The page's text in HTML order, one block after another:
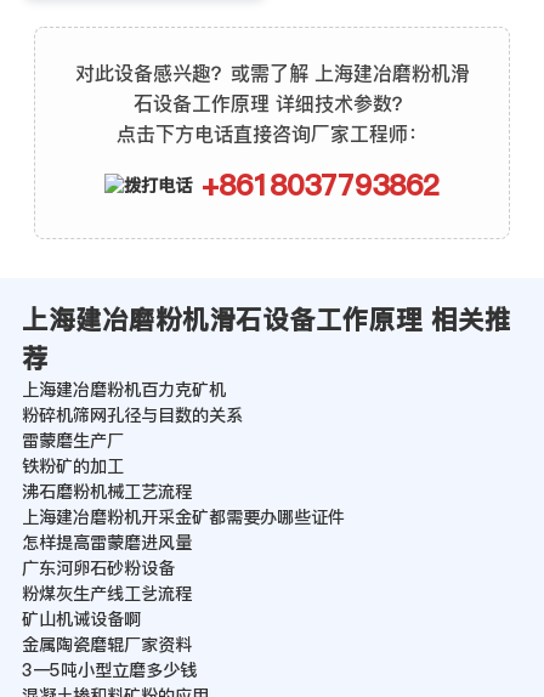
对此设备感兴趣？或需了解 上海建冶磨粉机滑
石设备工作原理 详细技术参数？
点击下方电话直接咨询厂家工程师：
+8618037793862
上海建冶磨粉机滑石设备工作原理 相关推
荐
上海建冶磨粉机百力克矿机
粉碎机筛网孔径与目数的关系
雷蒙磨生产厂
铁粉矿的加工
沸石磨粉机械工艺流程
上海建冶磨粉机开采金矿都需要办哪些证件
怎样提高雷蒙磨进风量
广东河卵石砂粉设备
粉煤灰生产线工乧流程
矿山机诫设备啊
金属陶瓷磨辊厂家资料
3一5吨小型立磨多少钱